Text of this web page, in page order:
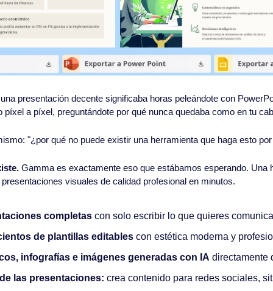
presentación decente significaba horas peleándote con
píxel a píxel, preguntándote por qué nunca quedaba como en tu
"¿por qué no puede existir una herramienta que haga esto
Gamma es exactamente eso que estábamos esperando. Una
visuales de calidad profesional en minutos.
completas con solo escribir lo que quieres
de plantillas editables con estética moderna y
infografías e imágenes generadas con IA directamente
las presentaciones: crea contenido para redes sociales,